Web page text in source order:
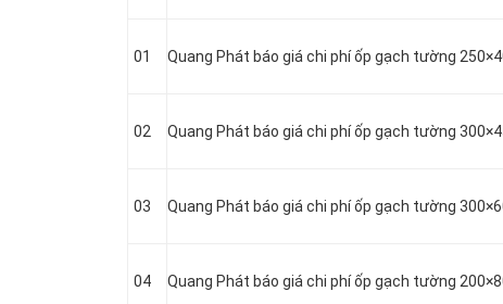
01 Quang Phát báo giá chi phí ốp gạch tường
02 Quang Phát báo giá chi phí ốp gạch tường
03 Quang Phát báo giá chi phí ốp gạch tường
04 Quang Phát báo giá chi phí ốp gạch tường